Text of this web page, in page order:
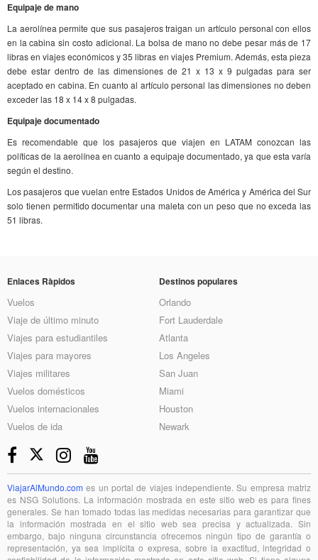
Equipaje de mano
La aerolínea permite que sus pasajeros traigan un artículo personal con ellos
en la cabina sin costo adicional. La bolsa de mano no debe pesar más de 17
libras en viajes económicos y 35 libras en viajes Premium. Además, esta pieza
debe estar dentro de las dimensiones de 21 x 13 x 9 pulgadas para ser
aceptado en cabina. En cuanto al artículo personal las dimensiones no deben
exceder las 18 x 14 x 8 pulgadas.
Equipaje documentado
Es recomendable que los pasajeros que viajen en LATAM conozcan las
políticas de la aerolínea en cuanto a equipaje documentado, ya que esta varía
según el destino.
Los pasajeros que vuelan entre Estados Unidos de América y América del Sur
solo tienen permitido documentar una maleta con un peso que no exceda las
51 libras.
Enlaces Ràpidos
Vuelos
Viaje de último minuto
Viajes para estudiantiles
Viajes para mayores
Viajes militares
Vuelos domésticos
Vuelos internacionales
Vuelos de ida
Destinos populares
Orlando
Fort Lauderdale
Atlanta
Los Angeles
San Juan
Miami
Houston
Newark
ViajarAlMundo.com es un portal de viajes independiente. Su empresa matriz
es NSG Solutions. La información mostrada en este sitio web es para fines
generales. Se han tomado todas las medidas necesarias para garantizar que
la información mostrada en el sitio web sea precisa y actualizada. Sin
embargo, bajo ninguna circunstancia ofrecemos ningún tipo de garantía o
representación, ya sea implícita o expresa, sobre la exactitud, integridad o